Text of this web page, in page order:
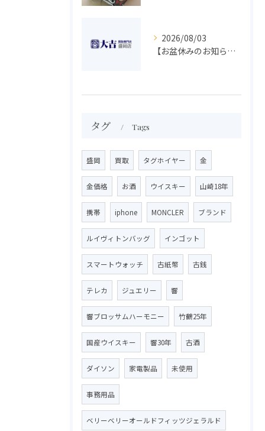
2026/08/03
【お盆休みのお知らせ】買取専門 大吉 盛岡店
タグ Tags
盛岡 買取 タグホイヤー 金
金価格 お酒 ウイスキー 山崎18年
携帯 iphone MONCLER ブランド
ルイヴィトンバッグ インゴット
スマートウォッチ 古紙幣 古銭
テレカ ジュエリー 響
響ブロッサムハーモニー 竹鶴25年
国産ウイスキー 響30年 古酒
ダイソン 家電製品 未使用
事務用品
ベリーベリーオールドフィッツジェラルド